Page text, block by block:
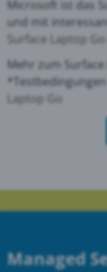
Microsoft ist das
und mit
Surface Laptop
Mehr zum
Laptop Go
Managed